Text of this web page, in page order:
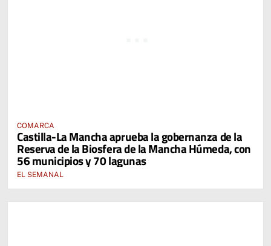
COMARCA
Castilla-La Mancha aprueba la gobernanza de la
Reserva de la Biosfera de la Mancha Húmeda, con
56 municipios y 70 lagunas
EL SEMANAL